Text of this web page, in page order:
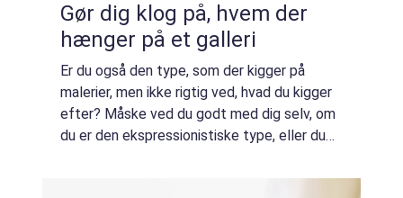
Gør dig klog på, hvem der
hænger på et galleri
Er du også den type, som der kigger på
malerier, men ikke rigtig ved, hvad du kigger
efter? Måske ved du godt med dig selv, om
du er den ekspressionistiske type, eller du